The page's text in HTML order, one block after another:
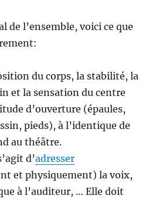
de l’ensemble, voici ce que
du corps, la stabilité, la
et la sensation du centre
d’ouverture (épaules,
pieds), à l’identique de
au théâtre.
d’adresser
et physiquement) la voix,
à l’auditeur, … Elle doit